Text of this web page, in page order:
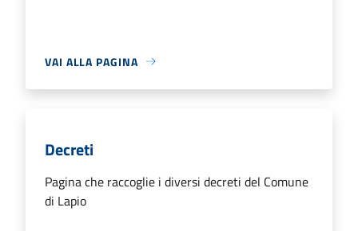
VAI ALLA PAGINA
Decreti
Pagina che raccoglie i diversi decreti del Comune
di Lapio